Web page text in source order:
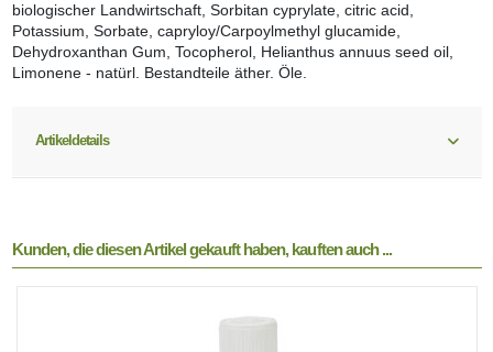
biologischer Landwirtschaft, Sorbitan cyprylate, citric acid,
Potassium, Sorbate, capryloy/Carpoylmethyl glucamide,
Dehydroxanthan Gum, Tocopherol, Helianthus annuus seed oil,
Limonene - natürl. Bestandteile äther. Öle.
Artikeldetails
Kunden, die diesen Artikel gekauft haben, kauften auch ...